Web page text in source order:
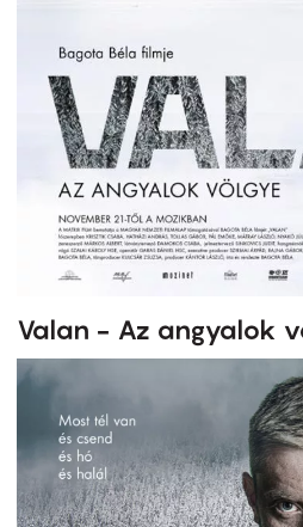
Valan - Az angyalok